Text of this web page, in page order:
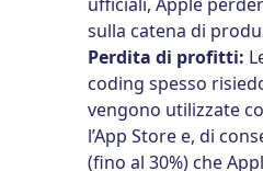
sulla catena di
Perdita di profitti:
coding spesso
vengono utilizzate
l’App Store e, di
(fino al 30%) che